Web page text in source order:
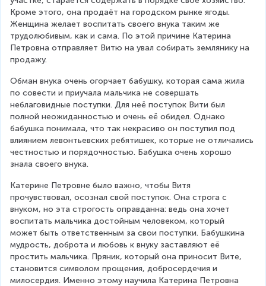
Кроме этого, она продаёт на городском рынке ягоды.
Женщина желает воспитать своего внука таким же
трудолюбивым, как и сама. По этой причине Катерина
Петровна отправляет Витю на увал собирать землянику на
продажу.
Обман внука очень огорчает бабушку, которая сама жила
по совести и приучала мальчика не совершать
неблаговидные поступки. Для неё поступок Вити был
полной неожиданностью и очень её обидел. Однако
бабушка понимала, что так некрасиво он поступил под
влиянием левонтьевских ребятишек, которые не отличались
честностью и порядочностью. Бабушка очень хорошо
знала своего внука.
Катерине Петровне было важно, чтобы Витя
прочувствовал, осознал свой поступок. Она строга с
внуком, но эта строгость оправданна: ведь она хочет
воспитать мальчика достойным человеком, который
может быть ответственным за свои поступки. Бабушкина
мудрость, доброта и любовь к внуку заставляют её
простить мальчика. Пряник, который она приносит Вите,
становится символом прощения, добросердечия и
милосердия. Именно этому научила Катерина Петровна